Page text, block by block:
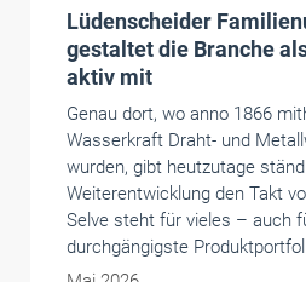
Warema schließt
stabil ab
Die Warema Group blickt auf
herausforderndes
In einem weiterhin volatilen
Umfeld erzielte das
von über 678 Millionen Euro
damit in etwa auf dem Niveau
Mai 2026